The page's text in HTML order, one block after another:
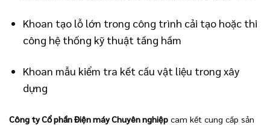
Khoan tạo lỗ lớn trong công trình cải tạo hoặc thi
công hệ thống kỹ thuật tầng hầm
Khoan mẫu kiểm tra kết cấu vật liệu trong xây
dựng
Công ty Cổ phần Điện máy Chuyên nghiệp cam kết cung cấp sản